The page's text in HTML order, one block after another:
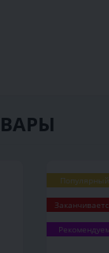
Популярный
Рекомендуем